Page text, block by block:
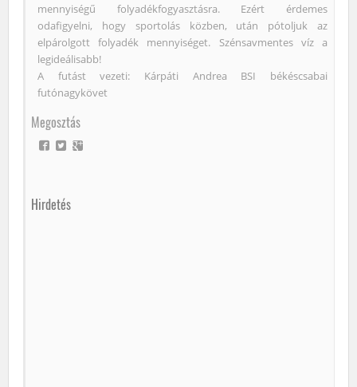
mennyiségű folyadékfogyasztásra. Ezért érdemes
odafigyelni, hogy sportolás közben, után pótoljuk az
elpárolgott folyadék mennyiséget. Szénsavmentes víz a
legideálisabb!
A futást vezeti: Kárpáti Andrea BSI békéscsabai
futónagykövet
Megosztás
Hirdetés